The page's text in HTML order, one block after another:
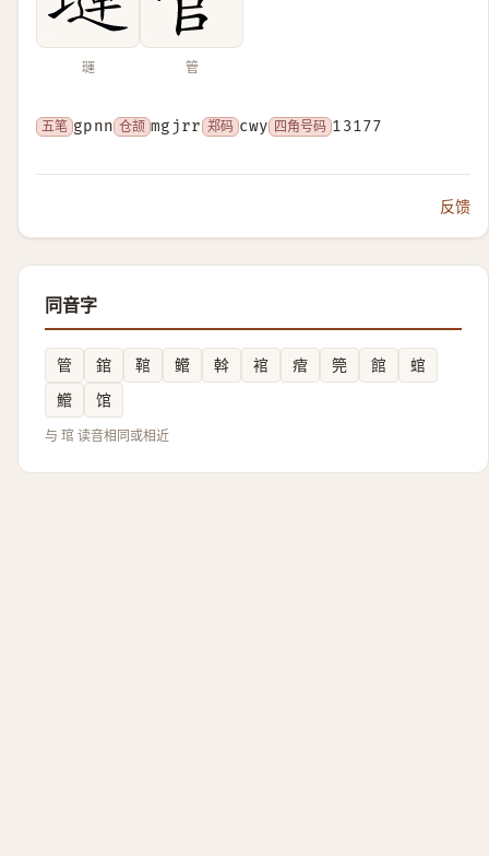
璭 管
五笔 gpnn 仓颉 mgjrr 郑码 cwy 四角号码 13177
反馈
同音字
管 錧 䩪 鳤 斡 䘾 痯 筦 館
䗆
䲘
馆
与 琯 读音相同或相近